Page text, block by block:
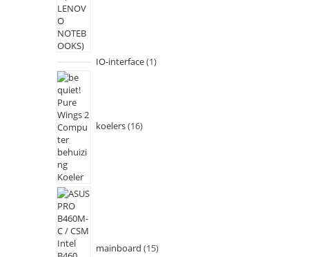
IO-interface 1
koelers 16
mainboard 15